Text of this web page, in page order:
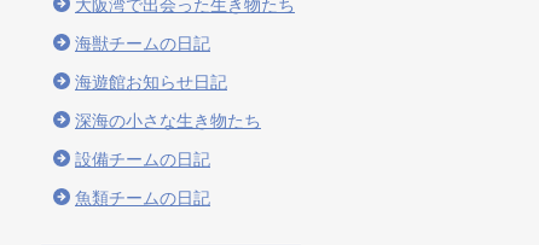
大阪湾で出会った生き物たち
海獣チームの日記
海遊館お知らせ日記
深海の小さな生き物たち
設備チームの日記
魚類チームの日記